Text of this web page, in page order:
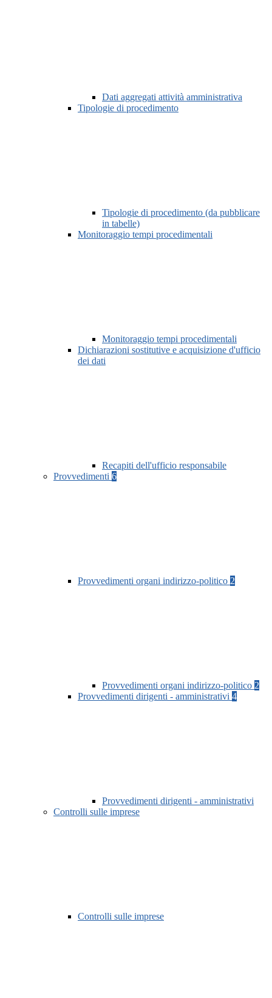
Dati aggregati attività amministrativa
Tipologie di procedimento
Tipologie di procedimento (da pubblicare
in tabelle)
Monitoraggio tempi procedimentali
Monitoraggio tempi procedimentali
Dichiarazioni sostitutive e acquisizione d'ufficio
dei dati
Recapiti dell'ufficio responsabile
Provvedimenti 6
Provvedimenti organi indirizzo-politico 2
Provvedimenti organi indirizzo-politico 2
Provvedimenti dirigenti - amministrativi 4
Provvedimenti dirigenti - amministrativi
Controlli sulle imprese
Controlli sulle imprese